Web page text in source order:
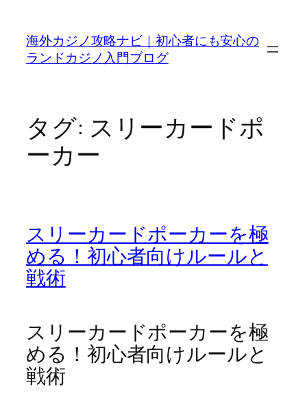
海外カジノ攻略ナビ｜初心者にも安心の
ランドカジノ入門ブログ
タグ: スリーカードポ
ーカー
スリーカードポーカーを極
める！初心者向けルールと
戦術
スリーカードポーカーを極
める！初心者向けルールと
戦術